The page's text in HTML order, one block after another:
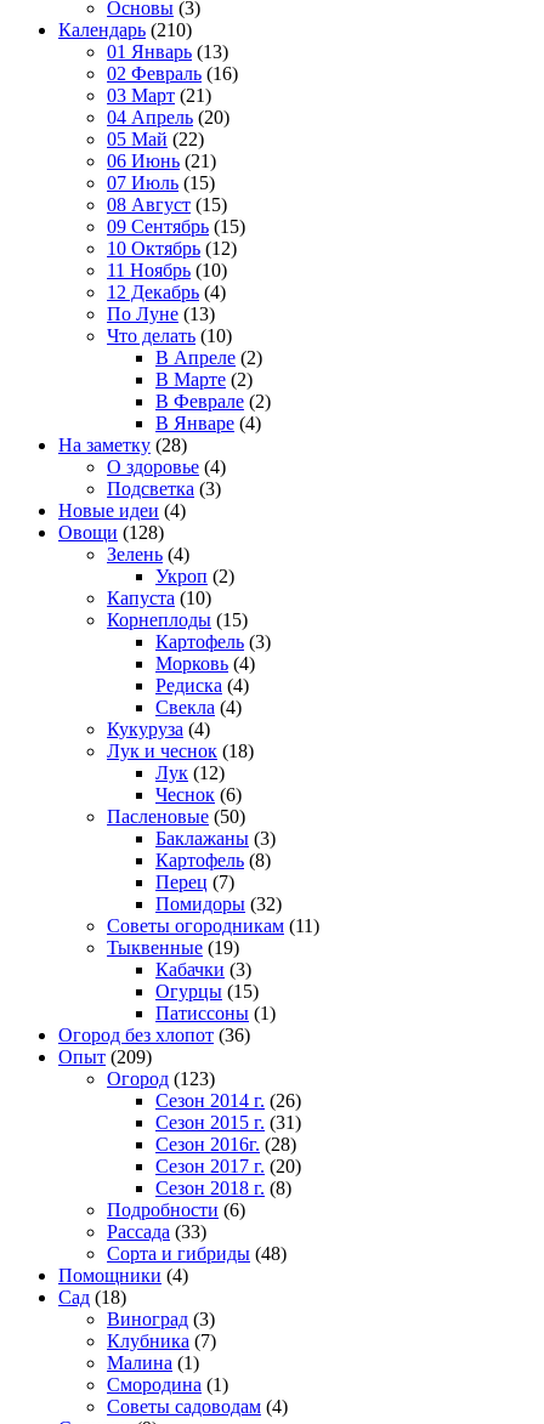
Основы (3)
Календарь (210)
01 Январь (13)
02 Февраль (16)
03 Март (21)
04 Апрель (20)
05 Май (22)
06 Июнь (21)
07 Июль (15)
08 Август (15)
09 Сентябрь (15)
10 Октябрь (12)
11 Ноябрь (10)
12 Декабрь (4)
По Луне (13)
Что делать (10)
В Апреле (2)
В Марте (2)
В Феврале (2)
В Январе (4)
На заметку (28)
О здоровье (4)
Подсветка (3)
Новые идеи (4)
Овощи (128)
Зелень (4)
Укроп (2)
Капуста (10)
Корнеплоды (15)
Картофель (3)
Морковь (4)
Редиска (4)
Свекла (4)
Кукуруза (4)
Лук и чеснок (18)
Лук (12)
Чеснок (6)
Пасленовые (50)
Баклажаны (3)
Картофель (8)
Перец (7)
Помидоры (32)
Советы огородникам (11)
Тыквенные (19)
Кабачки (3)
Огурцы (15)
Патиссоны (1)
Огород без хлопот (36)
Опыт (209)
Огород (123)
Сезон 2014 г. (26)
Сезон 2015 г. (31)
Сезон 2016г. (28)
Сезон 2017 г. (20)
Сезон 2018 г. (8)
Подробности (6)
Рассада (33)
Сорта и гибриды (48)
Помощники (4)
Сад (18)
Виноград (3)
Клубника (7)
Малина (1)
Смородина (1)
Советы садоводам (4)